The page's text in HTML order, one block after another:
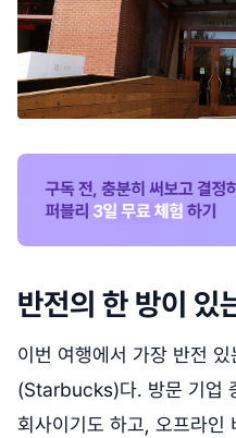
반전의 한 방이 있
이번 여행에서 가장 반전
(Starbucks)다. 방문 기업
회사이기도 하고, 오프라인